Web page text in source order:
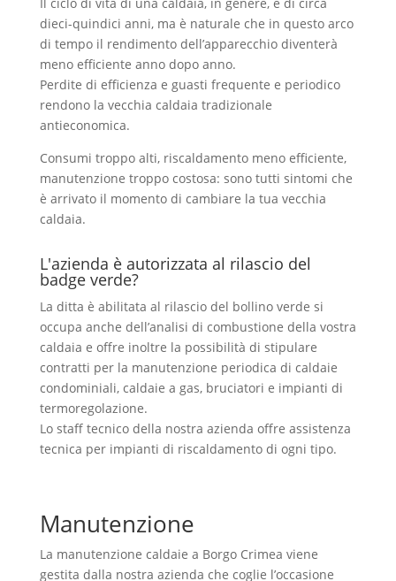
dieci-quindici anni, ma è naturale che in questo arco
di tempo il rendimento dell’apparecchio diventerà
meno efficiente anno dopo anno.
Perdite di efficienza e guasti frequente e periodico
rendono la vecchia caldaia tradizionale
antieconomica.
Consumi troppo alti, riscaldamento meno efficiente,
manutenzione troppo costosa: sono tutti sintomi che
è arrivato il momento di cambiare la tua vecchia
caldaia.
L'azienda è autorizzata al rilascio del
badge verde?
La ditta è abilitata al rilascio del bollino verde si
occupa anche dell’analisi di combustione della vostra
caldaia e offre inoltre la possibilità di stipulare
contratti per la manutenzione periodica di caldaie
condominiali, caldaie a gas, bruciatori e impianti di
termoregolazione.
Lo staff tecnico della nostra azienda offre assistenza
tecnica per impianti di riscaldamento di ogni tipo.
Manutenzione
La manutenzione caldaie a Borgo Crimea viene
gestita dalla nostra azienda che coglie l’occasione